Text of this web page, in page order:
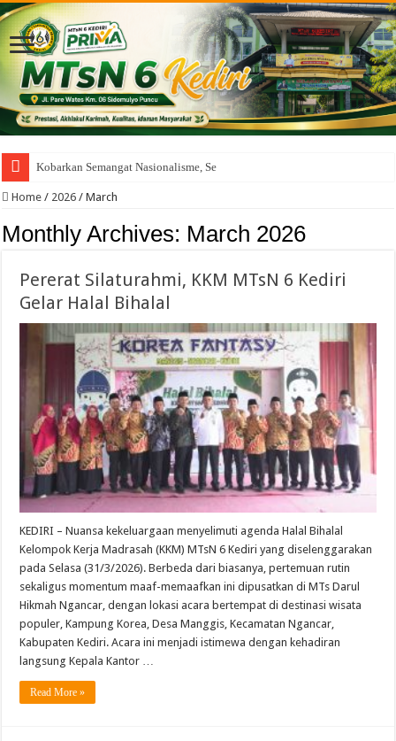
Kobarkan Semangat Nasionalisme, Seluruh Murid MTsN 6
Home / 2026 / March
Monthly Archives: March 2026
Pererat Silaturahmi, KKM MTsN 6 Kediri
Gelar Halal Bihalal
​KEDIRI – Nuansa kekeluargaan menyelimuti agenda Halal Bihalal
Kelompok Kerja Madrasah (KKM) MTsN 6 Kediri yang diselenggarakan
pada Selasa (31/3/2026). Berbeda dari biasanya, pertemuan rutin
sekaligus momentum maaf-memaafkan ini dipusatkan di MTs Darul
Hikmah Ngancar, dengan lokasi acara bertempat di destinasi wisata
populer, Kampung Korea, Desa Manggis, Kecamatan Ngancar,
Kabupaten Kediri. ​Acara ini menjadi istimewa dengan kehadiran
langsung Kepala Kantor …
Read More »